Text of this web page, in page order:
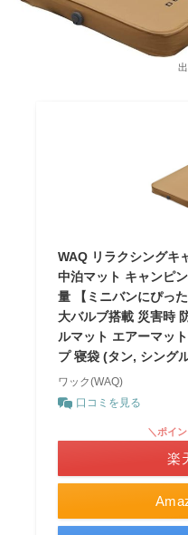
WAQ リラクシングキ
中泊マット キャンピ
量 【ミニバンにぴっ
大バルブ搭載 災害時
ルマット エアーマッ
プ 寝袋 (タン, シング
ワック(WAQ)
口コミを見る
＼ポイ
楽